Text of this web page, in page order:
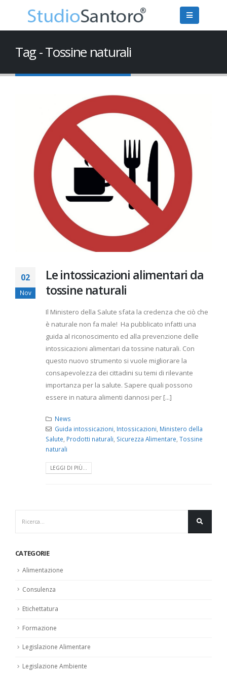
Tag - Tossine naturali
02
Nov
Le intossicazioni alimentari da
tossine naturali
Il Ministero della Salute sfata la credenza che ciò che
è naturale non fa male! Ha pubblicato infatti una
guida al riconoscimento ed alla prevenzione delle
intossicazioni alimentari da tossine naturali. Con
questo nuovo strumento si vuole migliorare la
consapevolezza dei cittadini su temi di rilevante
importanza per la salute. Sapere quali possono
essere in natura alimenti dannosi per [...]
News
Guida intossicazioni Intossicazioni Ministero della
Salute Prodotti naturali Sicurezza Alimentare Tossine
naturali
LEGGI DI PIÙ...
CATEGORIE
Alimentazione
Consulenza
Etichettatura
Formazione
Legislazione Alimentare
Legislazione Ambiente